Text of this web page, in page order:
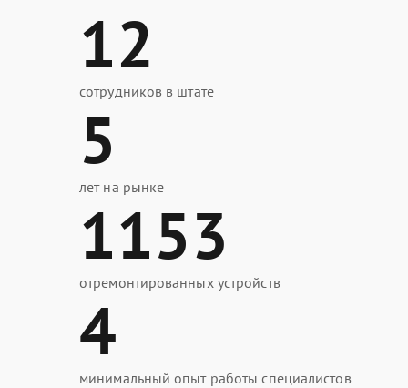
12
сотрудников в штате
5
лет на рынке
1153
отремонтированных устройств
4
минимальный опыт работы специалистов